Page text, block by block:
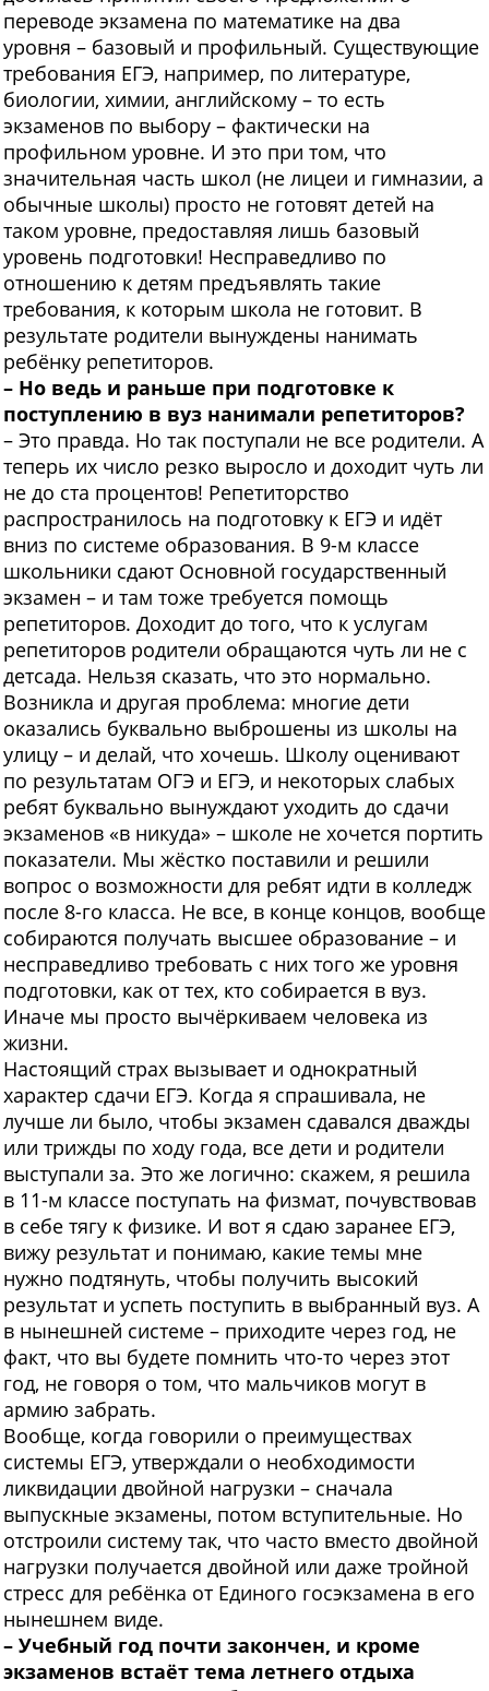
переводе экзамена по математике на два
уровня – базовый и профильный. Существующие
требования ЕГЭ, например, по литературе,
биологии, химии, английскому – то есть
экзаменов по выбору – фактически на
профильном уровне. И это при том, что
значительная часть школ (не лицеи и гимназии, а
обычные школы) просто не готовят детей на
таком уровне, предоставляя лишь базовый
уровень подготовки! Несправедливо по
отношению к детям предъявлять такие
требования, к которым школа не готовит. В
результате родители вынуждены нанимать
ребёнку репетиторов.
– Но ведь и раньше при подготовке к
поступлению в вуз нанимали репетиторов?
– Это правда. Но так поступали не все родители. А
теперь их число резко выросло и доходит чуть ли
не до ста процентов! Репетиторство
распространилось на подготовку к ЕГЭ и идёт
вниз по системе образования. В 9-м классе
школьники сдают Основной государственный
экзамен – и там тоже требуется помощь
репетиторов. Доходит до того, что к услугам
репетиторов родители обращаются чуть ли не с
детсада. Нельзя сказать, что это нормально.
Возникла и другая проблема: многие дети
оказались буквально выброшены из школы на
улицу – и делай, что хочешь. Школу оценивают
по результатам ОГЭ и ЕГЭ, и некоторых слабых
ребят буквально вынуждают уходить до сдачи
экзаменов «в никуда» – школе не хочется портить
показатели. Мы жёстко поставили и решили
вопрос о возможности для ребят идти в колледж
после 8-го класса. Не все, в конце концов, вообще
собираются получать высшее образование – и
несправедливо требовать с них того же уровня
подготовки, как от тех, кто собирается в вуз.
Иначе мы просто вычёркиваем человека из
жизни.
Настоящий страх вызывает и однократный
характер сдачи ЕГЭ. Когда я спрашивала, не
лучше ли было, чтобы экзамен сдавался дважды
или трижды по ходу года, все дети и родители
выступали за. Это же логично: скажем, я решила
в 11-м классе поступать на физмат, почувствовав
в себе тягу к физике. И вот я сдаю заранее ЕГЭ,
вижу результат и понимаю, какие темы мне
нужно подтянуть, чтобы получить высокий
результат и успеть поступить в выбранный вуз. А
в нынешней системе – приходите через год, не
факт, что вы будете помнить что-то через этот
год, не говоря о том, что мальчиков могут в
армию забрать.
Вообще, когда говорили о преимуществах
системы ЕГЭ, утверждали о необходимости
ликвидации двойной нагрузки – сначала
выпускные экзамены, потом вступительные. Но
отстроили систему так, что часто вместо двойной
нагрузки получается двойной или даже тройной
стресс для ребёнка от Единого госэкзамена в его
нынешнем виде.
– Учебный год почти закончен, и кроме
экзаменов встаёт тема летнего отдыха